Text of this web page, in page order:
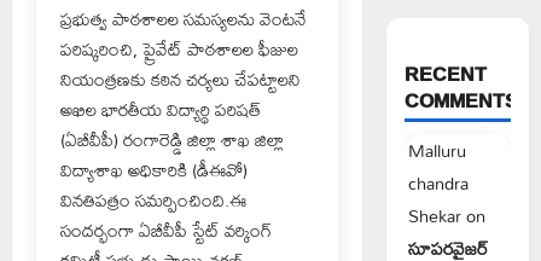
ప్రభుత్వ పాఠశాలల సమస్యలను వెంటనే
పరిష్కరించి, ప్రైవేట్ పాఠశాలల ఫీజుల
నియంత్రణకు కఠిన చర్యలు చేపట్టాలని
అఖిల భారతీయ విద్యార్థి పరిషత్
(ఏబీవీపీ) రంగారెడ్డి జిల్లా శాఖ జిల్లా
విద్యాశాఖ అధికారికి (డీఈవో)
వినతిపత్రం సమర్పించింది.ఈ
సందర్భంగా ఏబీవీపీ స్టేట్ వర్కింగ్
RECENT
COMMENTS
Malluru
chandra
Shekaron
సూపరవైజర్